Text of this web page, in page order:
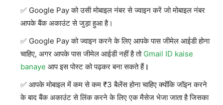
Google Pay को उसी मोबाइल नंबर से ज्वाइन करें जो मोबाइल नंबर
आपके बैंक अकाउंट से जुड़ा हुआ है।
Google Pay को ज्वाइन करने के लिए आपके पास जीमेल आईडी होना
चाहिए, अगर आपके पास जीमेल आईडी नहीं है तो Gmail ID kaise
banaye आप इस पोस्ट को पढ़कर बना सकते हैं।
आपके मोबाइल में कम से कम ₹3 बैलेंस होना चाहिए क्योंकि जॉइन करने
के बाद बैंक अकाउंट से लिंक करने के लिए एक मैसेज भेजा जाता है जिसका